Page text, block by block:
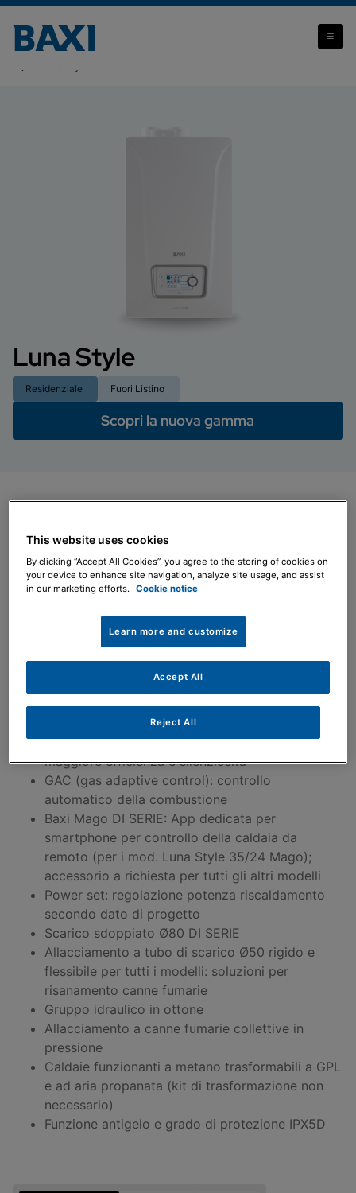
disponibile.
Luna Style
Residenziale Fuori Listino
Scopri la nuova gamma
Funzionamento con miscela composta fi no al
Classe A+ per i modelli Luna Style 35/24 Mago
(sonda esterna DI SERIE)
tecnologia applicata
Pannello comandi a colori retroilluminato, icone
per la visualizzazione dei parametri, descrizioni
chiare tramite visualizzazione di un ampio testo,
manopola di regolazione e tasti di selezione
Ampio campo di modulazione 1:10 (1:6 mod. 1.12)
maggiore efficienza e silenziosità
GAC (gas adaptive control): controllo
automatico della combustione
Baxi Mago DI SERIE: App dedicata per
smartphone per controllo della caldaia da
remoto (per i mod. Luna Style 35/24 Mago);
accessorio a richiesta per tutti gli altri modelli
Power set: regolazione potenza riscaldamento
secondo dato di progetto
Scarico sdoppiato Ø80 DI SERIE
Allacciamento a tubo di scarico Ø50 rigido e
flessibile per tutti i modelli: soluzioni per
risanamento canne fumarie
Gruppo idraulico in ottone
Allacciamento a canne fumarie collettive in
pressione
Caldaie funzionanti a metano trasformabili a GPL
e ad aria propanata (kit di trasformazione non
necessario)
Funzione antigelo e grado di protezione IPX5D
This website uses cookies
By clicking “Accept All Cookies”, you agree to the storing of cookies on
your device to enhance site navigation, analyze site usage, and assist
in our marketing efforts. Cookie notice
Learn more and customize
Reject All
Accept All